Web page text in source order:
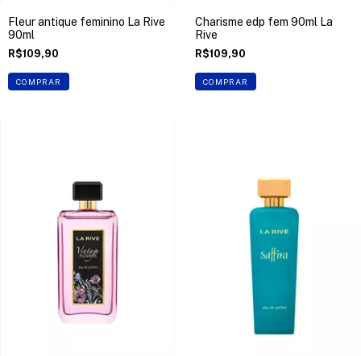
Fleur antique feminino La Rive
90ml
R$109,90
COMPRAR
Charisme edp fem 90ml La
Rive
R$109,90
COMPRAR